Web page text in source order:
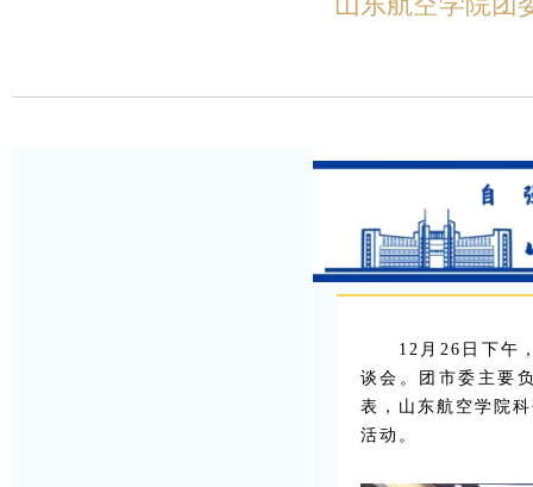
12月26日下午
谈会。团市委主要
表，山东航空学院
活动。